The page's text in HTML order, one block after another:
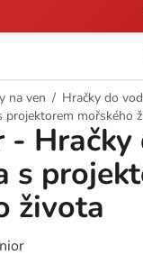
na ven / Hračky do
mořského
-
s
života